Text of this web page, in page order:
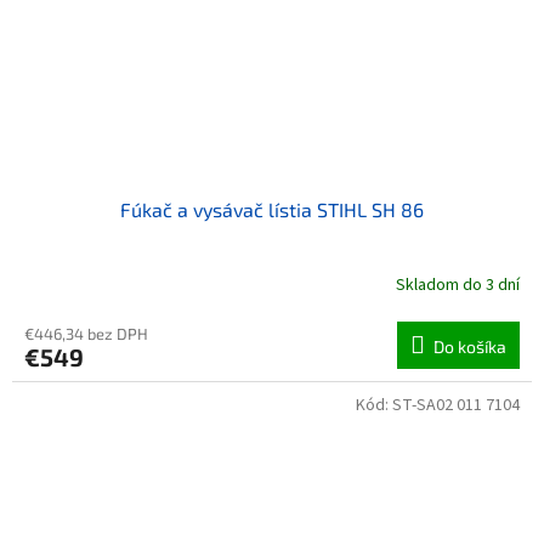
Fúkač a vysávač lístia STIHL SH 86
Skladom do 3 dní
€446,34 bez DPH
€549 Do košíka
Kód: ST-SA02 011 7104